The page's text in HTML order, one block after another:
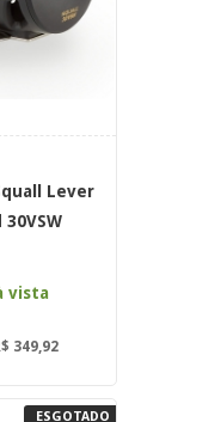
Lever
vista
349,92
ESGOTADO